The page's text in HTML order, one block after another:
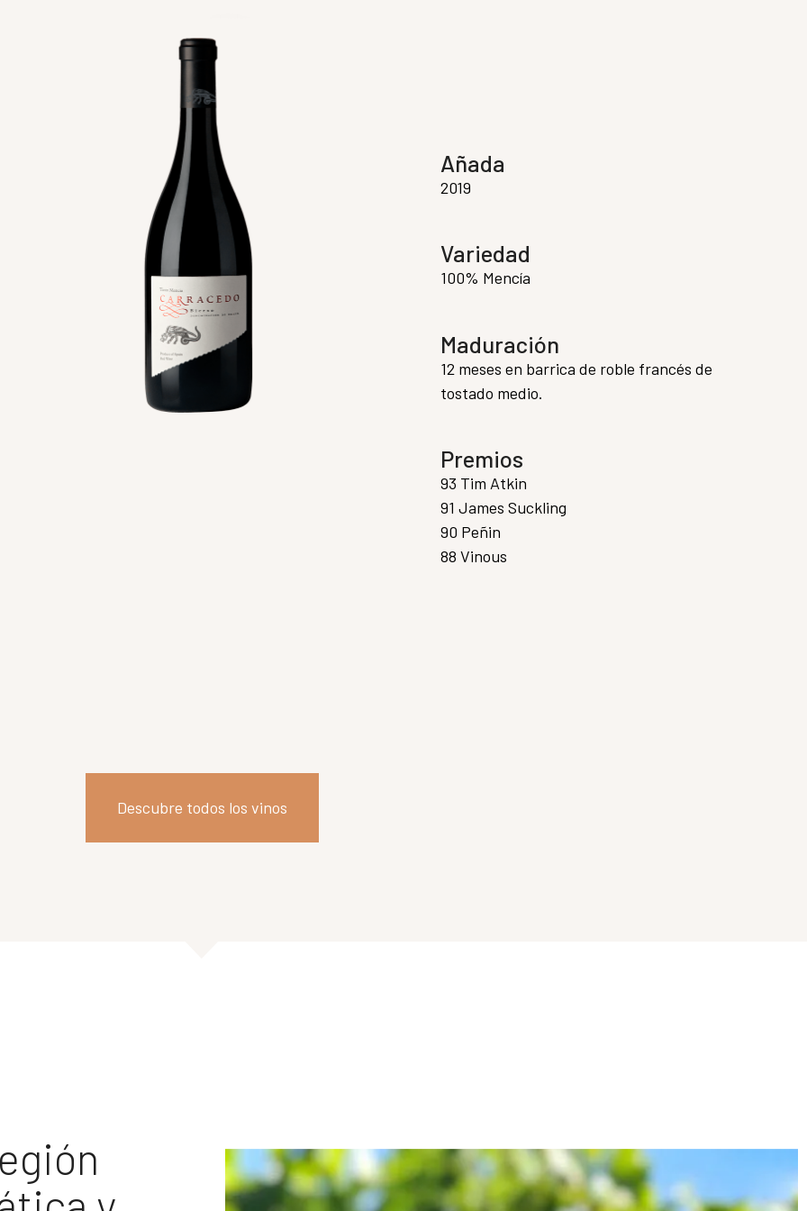
Añada
2019
Variedad
100% Mencía
Maduración
12 meses en barrica de roble francés de
tostado medio.
Premios
93 Tim Atkin
91 James Suckling
90 Peñin
88 Vinous
Descubre todos los vinos